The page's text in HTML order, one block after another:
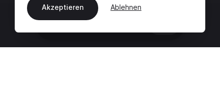
Akzeptieren Ablehnen